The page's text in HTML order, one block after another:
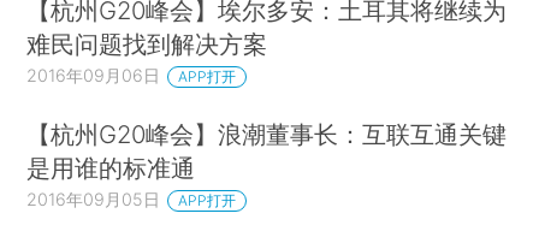
【杭州G20峰会】埃尔多安：土耳其将继续为
难民问题找到解决方案
2016年09月06日 APP打开
【杭州G20峰会】浪潮董事长：互联互通关键
是用谁的标准通
2016年09月05日 APP打开